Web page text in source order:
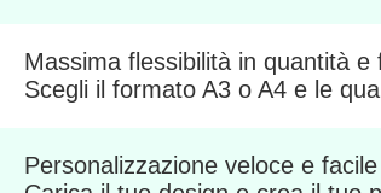
Massima flessibilità in quantità e
Scegli il formato A3 o A4 e le
Personalizzazione veloce e facile